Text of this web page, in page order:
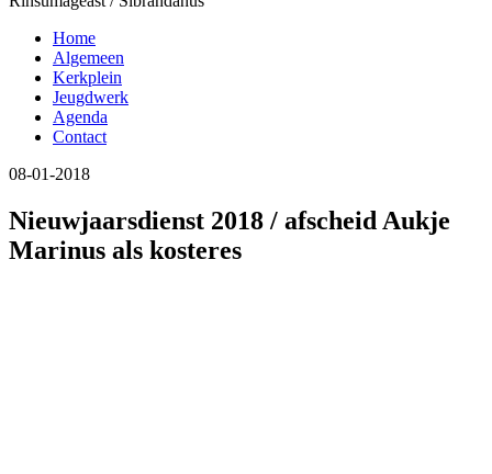
Home
Algemeen
Kerkplein
Jeugdwerk
Agenda
Contact
08-01-2018
Nieuwjaarsdienst 2018 / afscheid Aukje
Marinus als kosteres